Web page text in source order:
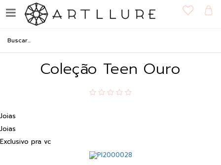
Pingente Sorvete com
esmalte Pink em Ouro 18K -
Coleção Teen Ouro
Joias
Joias
Exclusivo pra vc